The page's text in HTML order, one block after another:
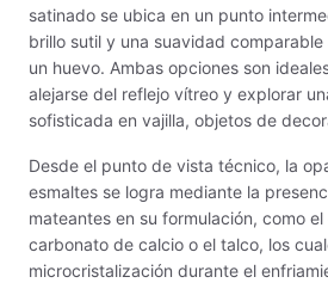
MAYCO CLEAR GLAZES
MAYCO DESIGNER LINER
MAYCO DUNCAN
MAYCO DUNCAN EZ
MAYCO DUNCAN FRENCH
satinado se ubica en un punto
brillo sutil y una suavidad
un huevo. Ambas opciones son
alejarse del reflejo vítreo y explorar
sofisticada en vajilla, objetos de
Desde el punto de vista técnico, la
esmaltes se logra mediante la
mateantes en su formulación, como
carbonato de calcio o el talco, los
microcristalización durante el